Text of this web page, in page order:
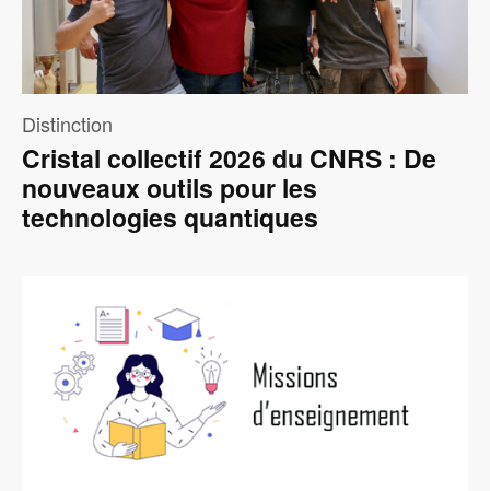
Distinction
Cristal collectif 2026 du CNRS : De
nouveaux outils pour les
technologies quantiques
Image